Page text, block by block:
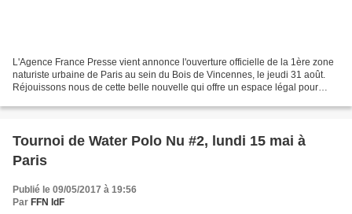
L'Agence France Presse vient annonce l'ouverture officielle de la 1ère zone
naturiste urbaine de Paris au sein du Bois de Vincennes, le jeudi 31 août.
Réjouissons nous de cette belle nouvelle qui offre un espace légal pour
Tournoi de Water Polo Nu #2, lundi 15 mai à
Paris
Publié le 09/05/2017 à 19:56
Par FFN IdF